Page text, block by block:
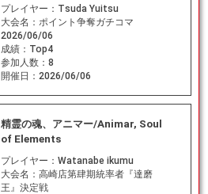
プレイヤー： Tsuda Yuitsu
大会名： ポイント争奪ガチコマ
2026/06/06
成績： Top4
参加人数： 8
開催日： 2026/06/06
精霊の魂、アニマー/Animar, Soul
of Elements
プレイヤー： Watanabe ikumu
大会名： 高崎店第肆期統率者『達磨
王』決定戦